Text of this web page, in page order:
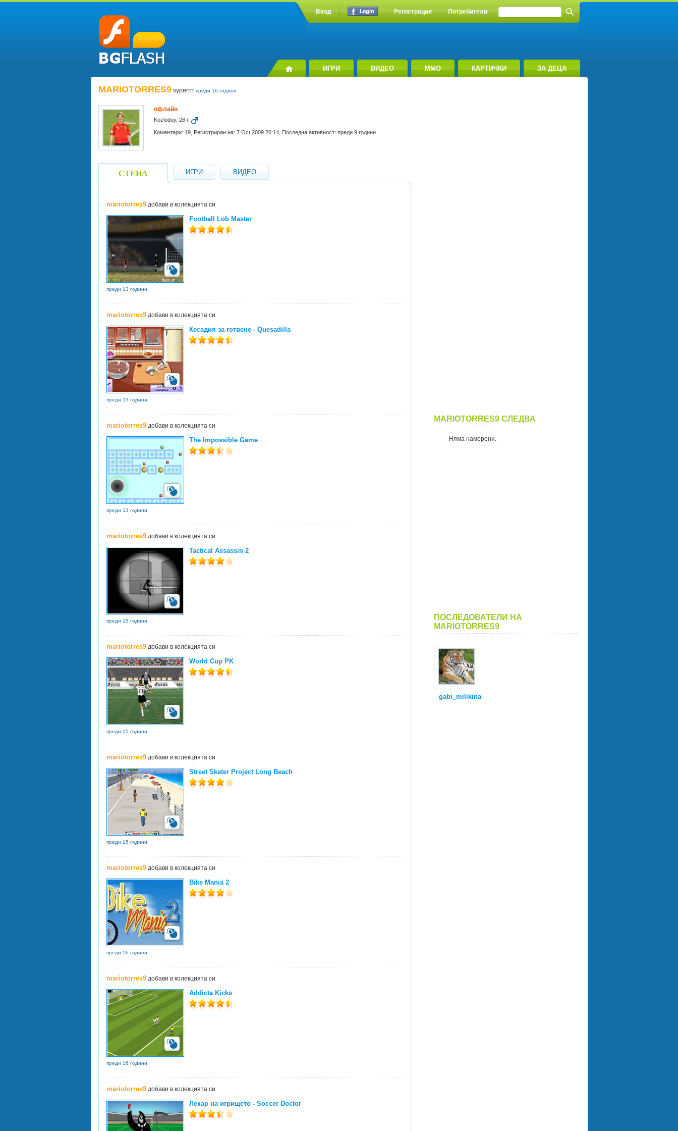
Вход Регистрация Потребители
ИГРИ ВИДЕО MMO КАРТИЧКИ ЗА ДЕЦА
MARIOTORRES9 syperrrr преди 16 години
офлайн
Kozloduy, 28 г.
Коментари: 19, Регистриран на: 7 Oct 2009 20:14, Последна активност: преди 9 години
СТЕНА ИГРИ ВИДЕО
mariotorres9добави в колекцията си
Football Lob Master
преди 13 години
mariotorres9добави в колекцията си
Кесадия за готвене - Quesadilla
преди 13 години
mariotorres9добави в колекцията си
The Impossible Game
преди 13 години
mariotorres9добави в колекцията си
Tactical Assassin 2
преди 15 години
mariotorres9добави в колекцията си
World Cup PK
преди 15 години
mariotorres9добави в колекцията си
Street Skater Project Long Beach
преди 15 години
mariotorres9добави в колекцията си
Bike Mania 2
преди 16 години
mariotorres9добави в колекцията си
Addicta Kicks
преди 16 години
mariotorres9добави в колекцията си
Лекар на игрището - Soccer Doctor
MARIOTORRES9 СЛЕДВА
Няма намерени.
ПОСЛЕДОВАТЕЛИ НА
MARIOTORRES9
gabi_milikina